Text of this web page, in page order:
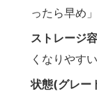
ったら早め
ストレージ
くなりやす
状態(グレー